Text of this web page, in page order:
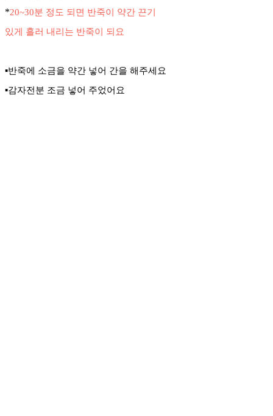
*20~30분 정도 되면 반죽이 약간 끈기
있게 흘러 내리는 반죽이 되요
▪️반죽에 소금을 약간 넣어 간을 해주세요
▪️감자전분 조금 넣어 주었어요